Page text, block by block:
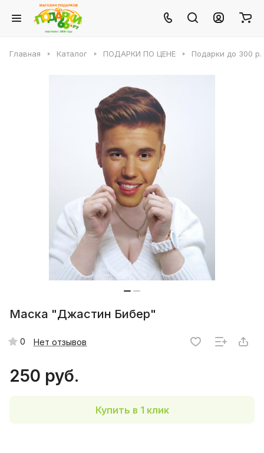
Главная Каталог ПОДАРКИ ПО ЦЕНЕ Подарки до 300 р.
Маска "Джастин Бибер"
0 Нет отзывов
250 руб.
Купить в 1 клик